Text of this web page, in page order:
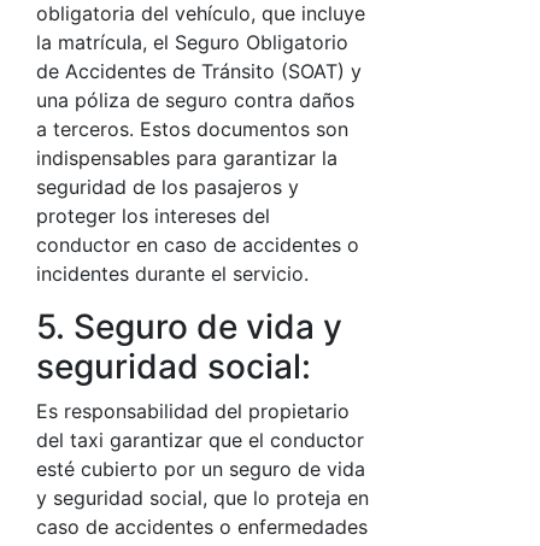
obligatoria del vehículo, que incluye
la matrícula, el Seguro Obligatorio
de Accidentes de Tránsito (SOAT) y
una póliza de seguro contra daños
a terceros. Estos documentos son
indispensables para garantizar la
seguridad de los pasajeros y
proteger los intereses del
conductor en caso de accidentes o
incidentes durante el servicio.
5. Seguro de vida y
seguridad social:
Es responsabilidad del propietario
del taxi garantizar que el conductor
esté cubierto por un seguro de vida
y seguridad social, que lo proteja en
caso de accidentes o enfermedades